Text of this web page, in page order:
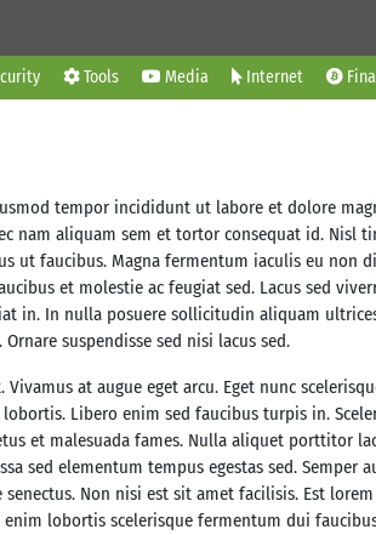
Tools Media Internet
tempor incididunt ut labore et dolore
nam aliquam sem et tortor consequat id. Nisl
ut faucibus. Magna fermentum iaculis eu non
et molestie ac feugiat sed. Lacus sed
in. In nulla posuere sollicitudin aliquam
suspendisse sed nisi lacus sed.
at augue eget arcu. Eget nunc
Libero enim sed faucibus turpis in.
et malesuada fames. Nulla aliquet porttitor
sed elementum tempus egestas sed. Semper
Non nisi est sit amet facilisis. Est
lobortis scelerisque fermentum dui